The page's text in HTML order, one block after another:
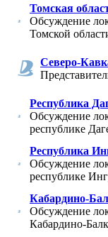
Томская
Обсуждение
Томской
Северо-
Республика
Обсуждение
республике
Республика
Обсуждение
республике
Кабардино-
Обсуждение
Кабардино-